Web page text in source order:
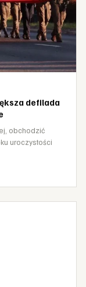
defilada
obchodzić
uroczystości